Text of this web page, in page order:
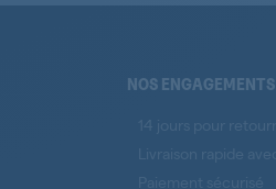
NOS ENGAGEMENTS